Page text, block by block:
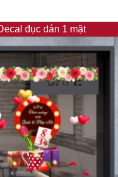
đục dán 1 mặt